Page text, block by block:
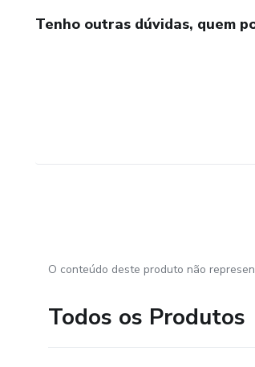
Tenho outras dúvidas, quem
O conteúdo deste produto não
Todos os Produtos